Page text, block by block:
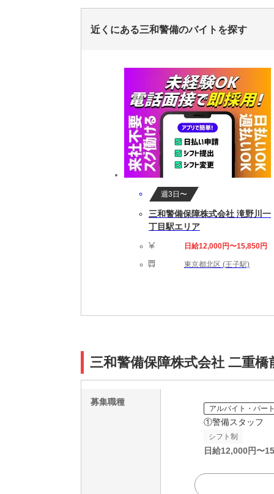
近くにある三和警備のバイトを探す
週3日〜
三和警備保障株式会社 滝野川一
丁目駅エリア
日給12,000円〜15,850円
東京都北区 (王子駅)
三和警備保障株式会社 二重
募集職種
アルバイト・パー
①警備スタッフ
シフト制
日給12,000円〜